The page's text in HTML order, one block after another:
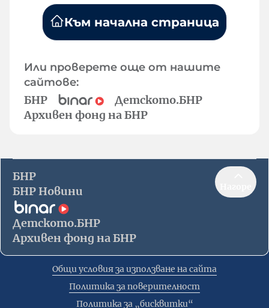
Към начална страница
Или проверете още от нашите
сайтове:
БНР
Детското.БНР
Архивен фонд на БНР
БНР
БНР Новини
Детското.БНР
Архивен фонд на БНР
Общи условия за използване на сайта
Политика за поверителност
Политика за „бисквитки“